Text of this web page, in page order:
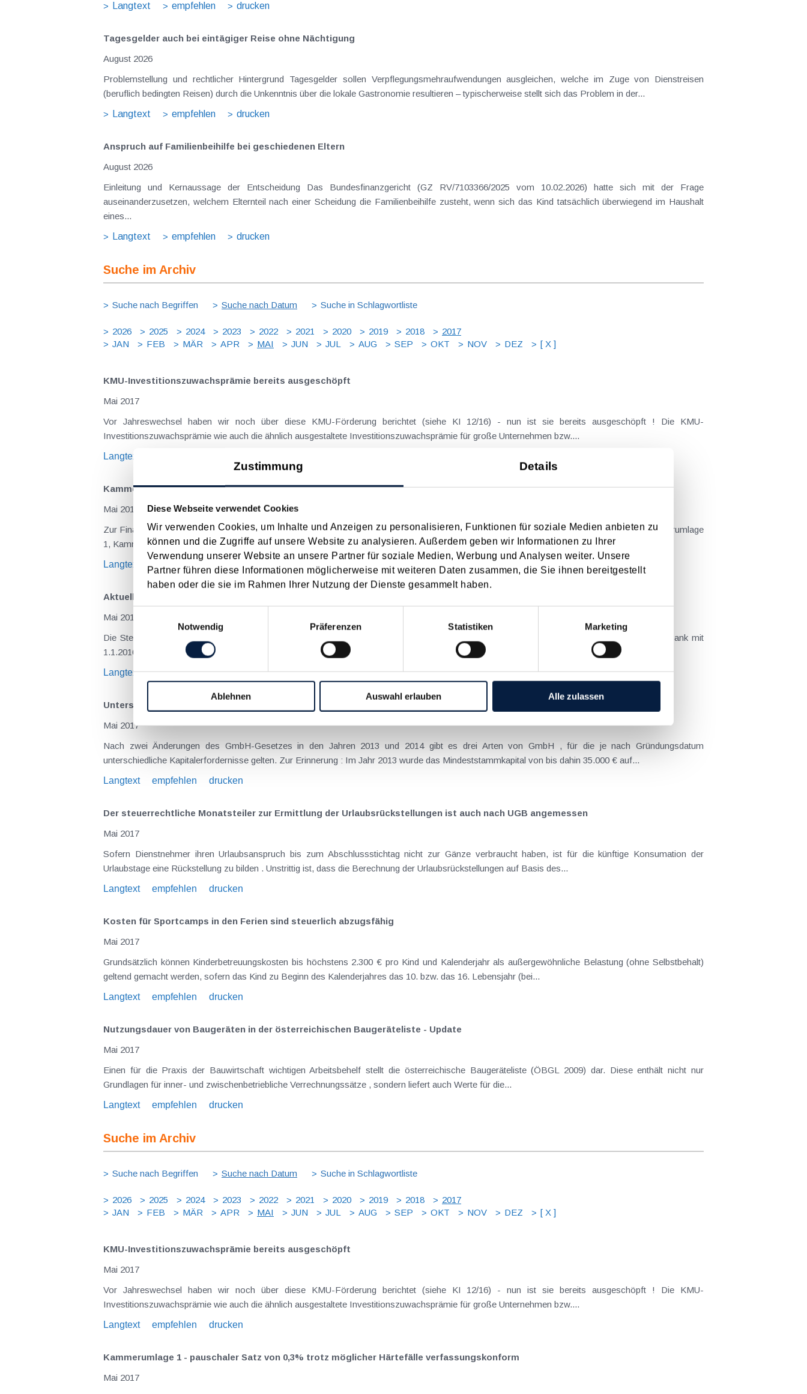
Zustimmung Details
Diese Webseite verwendet Cookies
Wir verwenden Cookies, um Inhalte und Anzeigen zu personalisieren, Funktionen für soziale Medien anbieten zu
können und die Zugriffe auf unsere Website zu analysieren. Außerdem geben wir Informationen zu Ihrer
Verwendung unserer Website an unsere Partner für soziale Medien, Werbung und Analysen weiter. Unsere
Partner führen diese Informationen möglicherweise mit weiteren Daten zusammen, die Sie ihnen bereitgestellt
haben oder die sie im Rahmen Ihrer Nutzung der Dienste gesammelt haben.
Notwendig
Präferenzen Statistiken Marketing
Ablehnen Auswahl erlauben Alle zulassen
Langtext
empfehlen drucken
Tagesgelder auch bei eintägiger Reise ohne Nächtigung
August 2026
Problemstellung und rechtlicher Hintergrund Tagesgelder sollen Verpflegungsmehraufwendungen ausgleichen, welche im Zuge von Dienstreisen
(beruflich bedingten Reisen) durch die Unkenntnis über die lokale Gastronomie resultieren – typischerweise stellt sich das Problem in der...
Langtext
empfehlen drucken
Anspruch auf Familienbeihilfe bei geschiedenen Eltern
August 2026
Einleitung und Kernaussage der Entscheidung Das Bundesfinanzgericht (GZ RV/7103366/2025 vom 10.02.2026) hatte sich mit der Frage
auseinanderzusetzen, welchem Elternteil nach einer Scheidung die Familienbeihilfe zusteht, wenn sich das Kind tatsächlich überwiegend im Haushalt
eines...
Langtext
empfehlen drucken
Suche im Archiv
Suche nach Begriffen Suche nach Datum Suche in Schlagwortliste
2026 2025 2024 2023 2022 2021 2020 2019 2018
2017
JAN
FEB MÄR APR MAI JUN JUL AUG SEP OKT NOV DEZ [ X ]
KMU-Investitionszuwachsprämie bereits ausgeschöpft
Mai 2017
Vor Jahreswechsel haben wir noch über diese KMU-Förderung berichtet (siehe KI 12/16) - nun ist sie bereits ausgeschöpft ! Die KMU-
Investitionszuwachsprämie wie auch die ähnlich ausgestaltete Investitionszuwachsprämie für große Unternehmen bzw....
Langtext
Kammerumlage 1 - pauschaler Satz von 0,3% trotz möglicher Härtefälle verfassungskonform
Mai 2017
Zur Finanzierung der Wirtschaftskammer(n) müssen Mitglieder mit einem steuerbaren Jahresumsatz von mehr als 150.000 € Umlagen ( Kammerumlage
1, Kammerumlage 2 wenn Dienstnehmer beschäftigt sind und Grundumlage ) bezahlen. Zur Bemessungsgrundlage für die...
Langtext
empfehlen drucken
Aktuelles zur umsatzsteuerlichen Behandlung von VIP-Karten
Mai 2017
Die Steuerreform 2015/2016 brachte aus umsatzsteuerlicher Sicht eine erfreuliche Änderung für die Betreiber von Sportveranstaltungen. So sank mit
1.1.2016 der Umsatzsteuersatz von historischen 20% auf den neuen ermäßigten Steuersatz von 13% für...
Langtext
empfehlen drucken
Unterschiedliche Kapitalerfordernisse bei GmbH - VfGH hat keine Einwände dagegen
Mai 2017
Nach zwei Änderungen des GmbH-Gesetzes in den Jahren 2013 und 2014 gibt es drei Arten von GmbH , für die je nach Gründungsdatum
unterschiedliche Kapitalerfordernisse gelten. Zur Erinnerung : Im Jahr 2013 wurde das Mindeststammkapital von bis dahin 35.000 € auf...
Langtext
empfehlen drucken
Der steuerrechtliche Monatsteiler zur Ermittlung der Urlaubsrückstellungen ist auch nach UGB angemessen
Mai 2017
Sofern Dienstnehmer ihren Urlaubsanspruch bis zum Abschlussstichtag nicht zur Gänze verbraucht haben, ist für die künftige Konsumation der
Urlaubstage eine Rückstellung zu bilden . Unstrittig ist, dass die Berechnung der Urlaubsrückstellungen auf Basis des...
Langtext
empfehlen drucken
Kosten für Sportcamps in den Ferien sind steuerlich abzugsfähig
Mai 2017
Grundsätzlich können Kinderbetreuungskosten bis höchstens 2.300 € pro Kind und Kalenderjahr als außergewöhnliche Belastung (ohne Selbstbehalt)
geltend gemacht werden, sofern das Kind zu Beginn des Kalenderjahres das 10. bzw. das 16. Lebensjahr (bei...
Langtext
empfehlen drucken
Nutzungsdauer von Baugeräten in der österreichischen Baugeräteliste - Update
Mai 2017
Einen für die Praxis der Bauwirtschaft wichtigen Arbeitsbehelf stellt die österreichische Baugeräteliste (ÖBGL 2009) dar. Diese enthält nicht nur
Grundlagen für inner- und zwischenbetriebliche Verrechnungssätze , sondern liefert auch Werte für die...
Langtext
empfehlen drucken
Suche im Archiv
Suche nach Begriffen Suche nach Datum Suche in Schlagwortliste
2026 2025 2024 2023 2022 2021 2020 2019 2018
2017
JAN
FEB MÄR APR MAI JUN JUL AUG SEP OKT NOV DEZ [ X ]
KMU-Investitionszuwachsprämie bereits ausgeschöpft
Mai 2017
Vor Jahreswechsel haben wir noch über diese KMU-Förderung berichtet (siehe KI 12/16) - nun ist sie bereits ausgeschöpft ! Die KMU-
Investitionszuwachsprämie wie auch die ähnlich ausgestaltete Investitionszuwachsprämie für große Unternehmen bzw....
Langtext
empfehlen drucken
Kammerumlage 1 - pauschaler Satz von 0,3% trotz möglicher Härtefälle verfassungskonform
Mai 2017